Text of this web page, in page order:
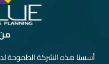
أسسنا هذه الشركة الطموحة